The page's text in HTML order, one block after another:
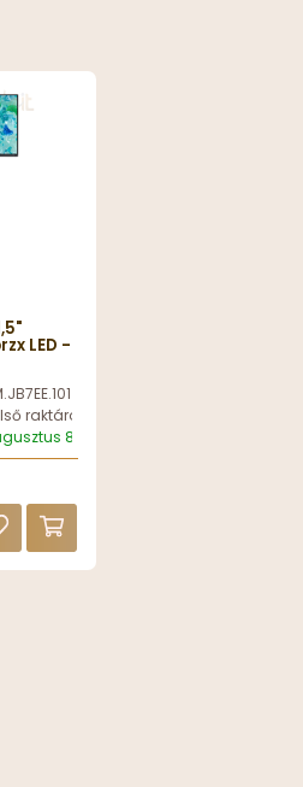
LED -
raktáron
8, szombat